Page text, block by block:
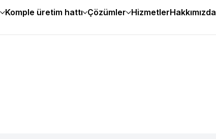
Komple üretim hattı Çözümler HizmetlerHakkımızda